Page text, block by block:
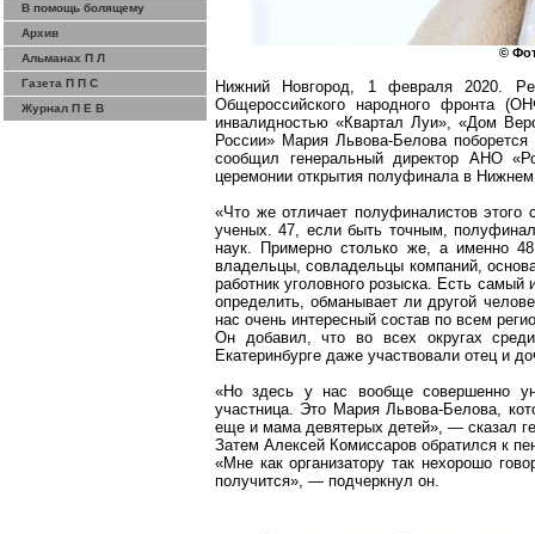
В помощь болящему
Архив
Альманах П Л
Газета П П С
Журнал П Е В
©
Нижний Новгород, 1 февраля 2020.
Общероссийского народного фронта (
инвалидностью «Квартал Луи», «Дом
России» Мария Львова-Белова
сообщил генеральный директор АНО
церемонии открытия полуфинала в
«Что же отличает полуфиналистов
ученых. 47, если быть точным,
наук. Примерно столько же, а именно
владельцы, совладельцы компаний,
работник уголовного розыска. Есть
определить, обманывает ли другой
нас очень интересный состав по всем
Он добавил, что во всех округах
Екатеринбурге даже участвовали отец и
«Но здесь у нас вообще совершенно
участница. Это Мария Львова-Белова,
еще и мама девятерых детей», — сказал
Затем Алексей Комиссаров обратился к
«Мне как организатору так нехорошо
получится», — подчеркнул он.